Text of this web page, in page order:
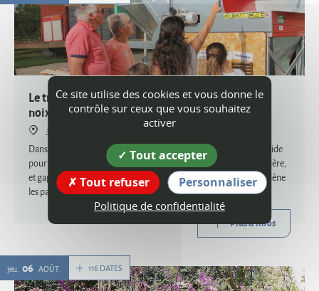
Le trésor gourmand de Clara : un jeu de piste à la
noix !
38840 Saint-Hilaire-du-Rosier
Dans la ferme de leurs ancêtres, Ludovic et Séverine ont besoin d'aide
pour retrouver le carnet de recettes de Clara, leur arrière-grand-mère,
et gagner un célèbre concours de pâtisserie ! Ce jeu interactif emmène
les participants dans une aventure d'1h30
Plus d'infos
116 DATES
jeu. 06 AOÛT
Ce site utilise des cookies et vous donne le
contrôle sur ceux que vous souhaitez
activer
Tout accepter
Tout refuser
Personnaliser
Politique de confidentialité